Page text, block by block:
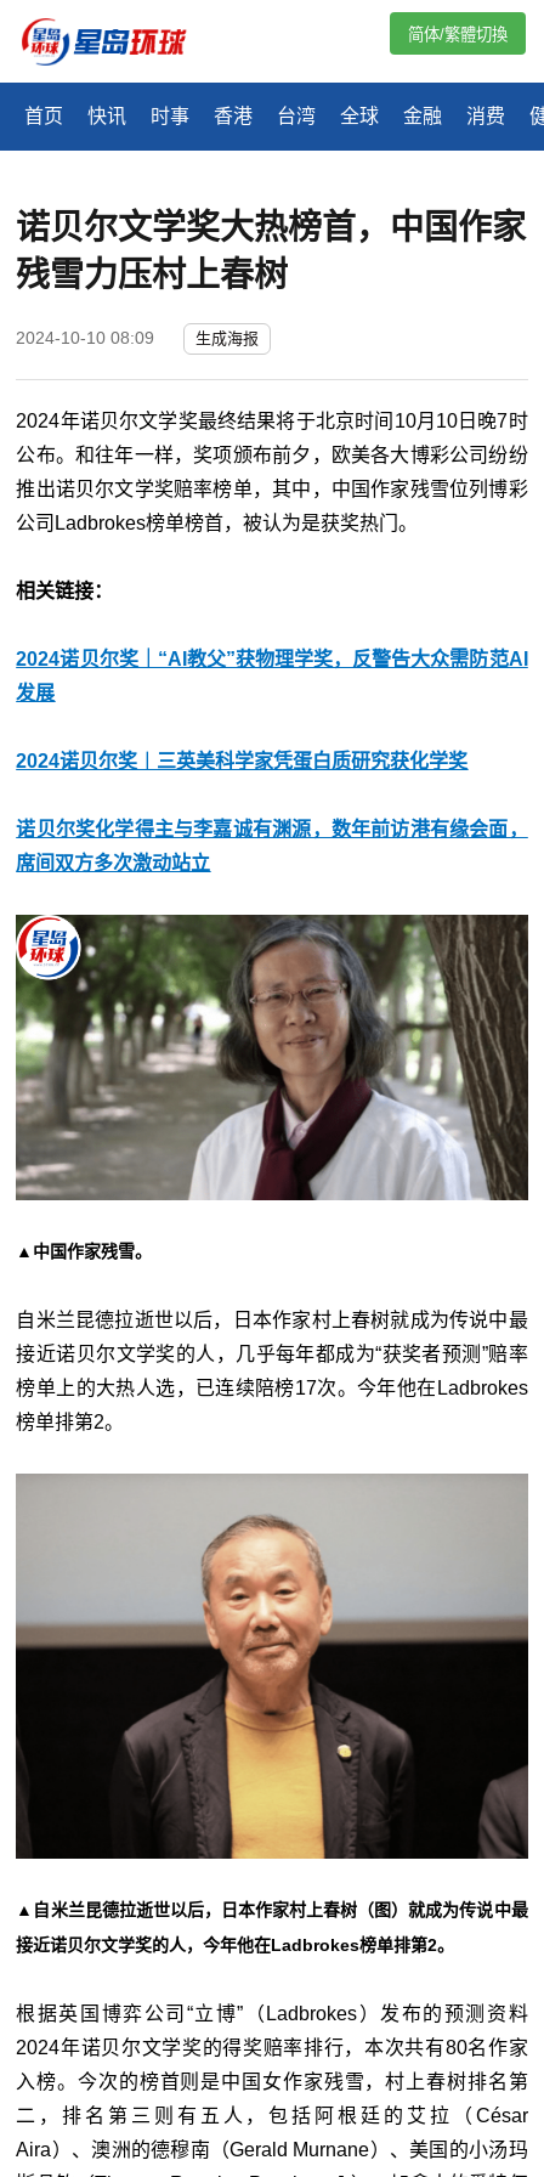
首页 快讯 时事 香港 台湾 全球 金融 消费
简体/繁體切換
诺贝尔文学奖大热榜首，中国作家
残雪力压村上春树
2024-10-10 08:09 生成海报
2024年诺贝尔文学奖最终结果将于北京时间10月10日晚7时
公布。和往年一样，奖项颁布前夕，欧美各大博彩公司纷纷
推出诺贝尔文学奖赔率榜单，其中，中国作家残雪位列博彩
公司Ladbrokes榜单榜首，被认为是获奖热门。
相关链接：
2024诺贝尔奖｜“AI教父”获物理学奖，反警告大众需防范AI
发展
2024诺贝尔奖︱三英美科学家凭蛋白质研究获化学奖
诺贝尔奖化学得主与李嘉诚有渊源，数年前访港有缘会面，
席间双方多次激动站立
▲中国作家残雪。
自米兰昆德拉逝世以后，日本作家村上春树就成为传说中最
接近诺贝尔文学奖的人，几乎每年都成为“获奖者预测”赔率
榜单上的大热人选，已连续陪榜17次。今年他在Ladbrokes
榜单排第2。
▲自米兰昆德拉逝世以后，日本作家村上春树（图）就成为传说中最
接近诺贝尔文学奖的人，今年他在Ladbrokes榜单排第2。
根据英国博弈公司“立博”（Ladbrokes）发布的预测资料
2024年诺贝尔文学奖的得奖赔率排行，本次共有80名作家
入榜。今次的榜首则是中国女作家残雪，村上春树排名第
二，排名第三则有五人，包括阿根廷的艾拉（César
Aira）、澳洲的德穆南（Gerald Murnane）、美国的小汤玛